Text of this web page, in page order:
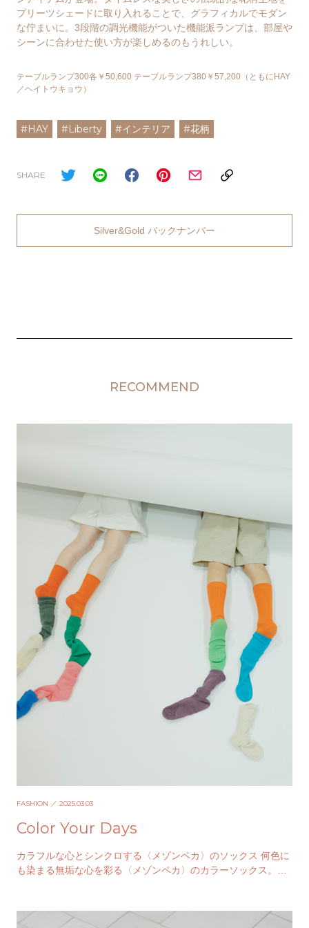
プリーツシェードに取り入れることで、グラフィカルでモダン
な佇まいに。3段階の調光機能がついた機能派ランプは、部屋や
シーンに合わせた使い方が楽しめるのもうれしい。
テーブルランプ300各￥50,600 テーブルランプ380￥57,200（ともにHAY
／ヘイトウキョウ）
#HAY #Liberty #インテリア #花柄
SHARE
Silver&Gold バックナンバー
RECOMMEND
FASHION ／ 2025.03.03
Color Your Days
カラフルな心とシンクロする〈メゾンペカ〉のソックス 何色に
も染まる無垢な心を彩る〈メゾンペカ〉のカラーソックス。自